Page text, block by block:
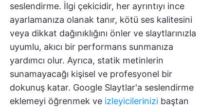
seslendirme. İlgi çekicidir, her ayrıntıyı ince
ayarlamanıza olanak tanır, kötü ses kalitesini
veya dikkat dağınıklığını önler ve slaytlarınızla
uyumlu, akıcı bir performans sunmanıza
yardımcı olur. Ayrıca, statik metinlerin
sunamayacağı kişisel ve profesyonel bir
dokunuş katar. Google Slaytlar'a seslendirme
eklemeyi öğrenmek ve izleyicilerinizi baştan